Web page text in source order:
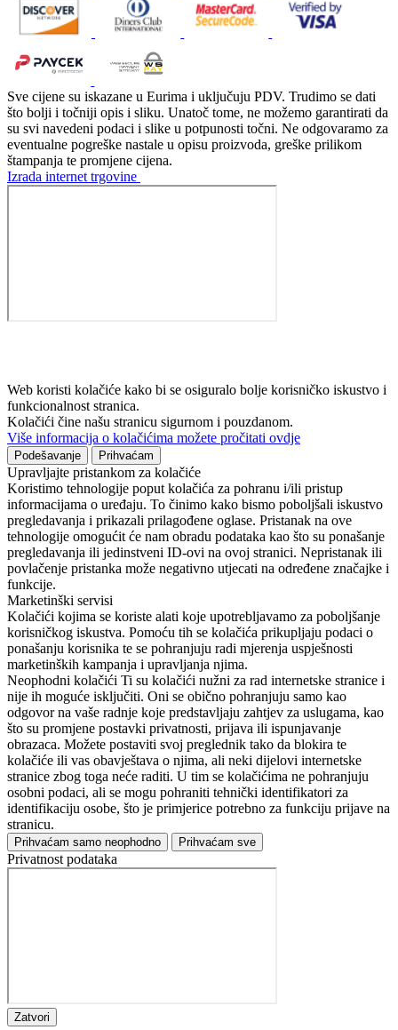
Sve cijene su iskazane u Eurima i uključuju PDV. Trudimo se dati
što bolji i točniji opis i sliku. Unatoč tome, ne možemo garantirati da
su svi navedeni podaci i slike u potpunosti točni. Ne odgovaramo za
eventualne pogreške nastale u opisu proizvoda, greške prilikom
štampanja te promjene cijena.
Izrada internet trgovine
Web koristi kolačiće kako bi se osiguralo bolje korisničko iskustvo i
funkcionalnost stranica.
Kolačići čine našu stranicu sigurnom i pouzdanom.
Više informacija o kolačićima možete pročitati ovdje
Podešavanje Prihvaćam
Upravljajte pristankom za kolačiće
Koristimo tehnologije poput kolačića za pohranu i/ili pristup
informacijama o uređaju. To činimo kako bismo poboljšali iskustvo
pregledavanja i prikazali prilagođene oglase. Pristanak na ove
tehnologije omogućit će nam obradu podataka kao što su ponašanje
pregledavanja ili jedinstveni ID-ovi na ovoj stranici. Nepristanak ili
povlačenje pristanka može negativno utjecati na određene značajke i
funkcije.
Marketinški servisi
Kolačići kojima se koriste alati koje upotrebljavamo za poboljšanje
korisničkog iskustva. Pomoću tih se kolačića prikupljaju podaci o
ponašanju korisnika te se pohranjuju radi mjerenja uspješnosti
marketinških kampanja i upravljanja njima.
Neophodni kolačići Ti su kolačići nužni za rad internetske stranice i
nije ih moguće isključiti. Oni se obično pohranjuju samo kao
odgovor na vaše radnje koje predstavljaju zahtjev za uslugama, kao
što su promjene postavki privatnosti, prijava ili ispunjavanje
obrazaca. Možete postaviti svoj preglednik tako da blokira te
kolačiće ili vas obavještava o njima, ali neki dijelovi internetske
stranice zbog toga neće raditi. U tim se kolačićima ne pohranjuju
osobni podaci, ali se mogu pohraniti tehnički identifikatori za
identifikaciju osobe, što je primjerice potrebno za funkciju prijave na
stranicu.
Prihvaćam samo neophodno Prihvaćam sve
Privatnost podataka
Zatvori